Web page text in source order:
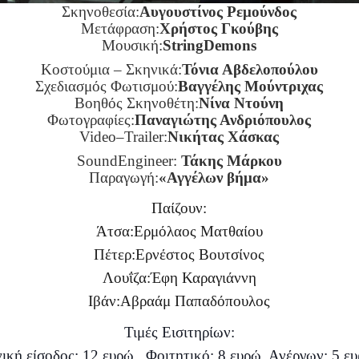
Σκηνοθεσία:Αυγουστίνος Ρεμούνδος
Μετάφραση:Χρήστος Γκούβης
Μουσική:StringDemons
Κοστούμια – Σκηνικά:Τόνια Αβδελοπούλου
Σχεδιασμός Φωτισμού:Βαγγέλης Μούντριχας
Βοηθός Σκηνοθέτη:Νίνα Ντούνη
Φωτογραφίες:Παναγιώτης Ανδριόπουλος
Video–Trailer:Νικήτας Χάσκας
SoundEngineer: Τάκης Μάρκου
Παραγωγή:«Αγγέλων βήμα»
Παίζουν:
Άτσα:Ερμόλαος Ματθαίου
Πέτερ:Ερνέστος Βουτσίνος
Λουΐζα:Έφη Καραγιάννη
Ιβάν:Αβραάμ Παπαδόπουλος
Τιμές Εισιτηρίων:
είσοδος: 12 ευρώ, Φοιτητικό: 8 ευρώ, Ανέργων: 5